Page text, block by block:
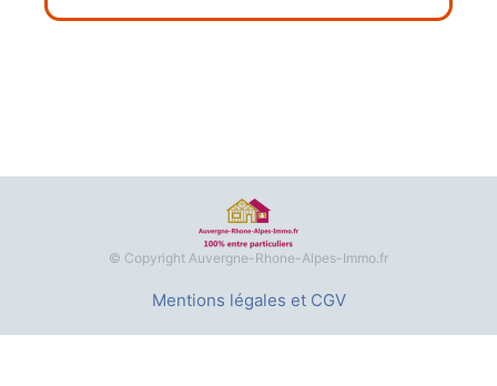
© Copyright Auvergne-Rhone-Alpes-Immo.fr
Mentions légales et CGV